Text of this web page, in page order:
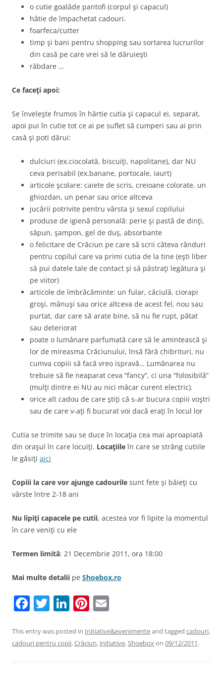
o cutie goalăde pantofi (corpul şi capacul)
hâtie de împachetat cadouri.
foarfeca/cutter
timp şi bani pentru shopping sau sortarea lucrurilor
din casă pe care vrei să le dăruieşti
răbdare …
Ce faceţi apoi:
Se înveleşte frumos în hârtie cutia şi capacul ei, separat,
apoi pui în cutie tot ce ai pe suflet să cumperi sau ai prin
casă şi poti dărui:
dulciuri (ex.ciocolată, biscuiţi, napolitane), dar NU
ceva perisabil (ex.banane, portocale, iaurt)
articole şcolare: caiete de scris, creioane colorate, un
ghiozdan, un penar sau orice altceva
jucării potrivite pentru vârsta şi sexul copilului
produse de igienă personală: perie şi pastă de dinţi,
săpun, şampon, gel de duş, absorbante
o felicitare de Crăciun pe care să scrii câteva rânduri
pentru copilul care va primi cutia de la tine (eşti liber
să pui datele tale de contact şi să păstraţi legătura şi
pe viitor)
articole de îmbrăcăminte: un fular, căciulă, ciorapi
groşi, mănuşi sau orice altceva de acest fel, nou sau
purtat, dar care să arate bine, să nu fie rupt, pătat
sau deteriorat
poate o lumânare parfumată care să le amintească şi
lor de mireasma Crăciunului, însă fără chibrituri, nu
cumva copiii să facă vreo ispravă… Lumânarea nu
trebuie să fie neaparat ceva “fancy”, ci una “folosibilă”
(mulţi dintre ei NU au nici măcar curent electric).
orice alt cadou de care ştiţi că s-ar bucura copiii voştri
sau de care v-aţi fi bucurat voi dacă eraţi în locul lor
Cutia se trimite sau se duce în locaţia cea mai aproapiată
din oraşul în care locuiţi. Locaţiileîn care se strâng cutiile
le găsiţi aici
Copiii la care vor ajunge cadourile sunt fete şi băieţi cu
vârste între 2-18 ani
Nu lipiţi capacele pe cutii, acestea vor fi lipite la momentul
în care veniţi cu ele
Termen limită: 21 Decembrie 2011, ora 18:00
Mai multe detalii pe Shoebox.ro
F
c
e
T
itt
er
Li
k
e
Pi
er
e
ai
l
This entry was posted in Iniţiative&evenimenteand tagged cadouri,
cadouri pentru copii,Crăciun, iniţiative,Shoeboxon 09/12/2011.